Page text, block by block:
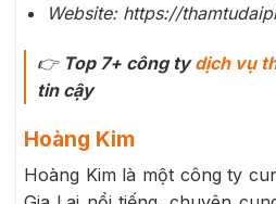
Website: https://
👉Top 7+ công tydịch vụ
tin cậy
Hoàng Kim
Hoàng Kim là một công ty